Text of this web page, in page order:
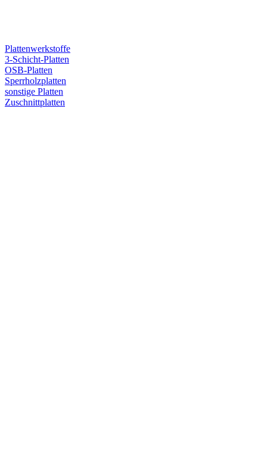
Plattenwerkstoffe
3-Schicht-Platten
OSB-Platten
Sperrholzplatten
sonstige Platten
Zuschnittplatten